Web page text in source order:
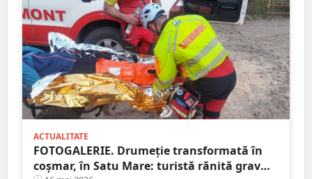
ACTUALITATE
FOTOGALERIE. Drumeție transformată în
coșmar, în Satu Mare: turistă rănită grav